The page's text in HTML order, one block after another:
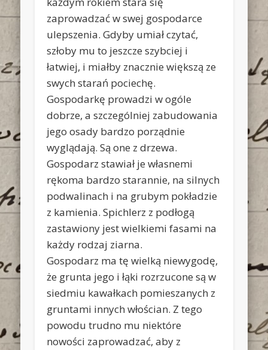
zaprowadzać w swej gospodarce
ulepszenia. Gdyby umiał czytać,
szłoby mu to jeszcze szybciej i
łatwiej, i miałby znacznie większą ze
swych starań pociechę.
Gospodarkę prowadzi w ogóle
dobrze, a szczególniej zabudowania
jego osady bardzo porządnie
wyglądają. Są one z drzewa.
Gospodarz stawiał je własnemi
rękoma bardzo starannie, na silnych
podwalinach i na grubym pokładzie
z kamienia. Spichlerz z podłogą
zastawiony jest wielkiemi fasami na
każdy rodzaj ziarna.
Gospodarz ma tę wielką niewygodę,
że grunta jego i łąki rozrzucone są w
siedmiu kawałkach pomieszanych z
gruntami innych włościan. Z tego
powodu trudno mu niektóre
nowości zaprowadzać, aby z